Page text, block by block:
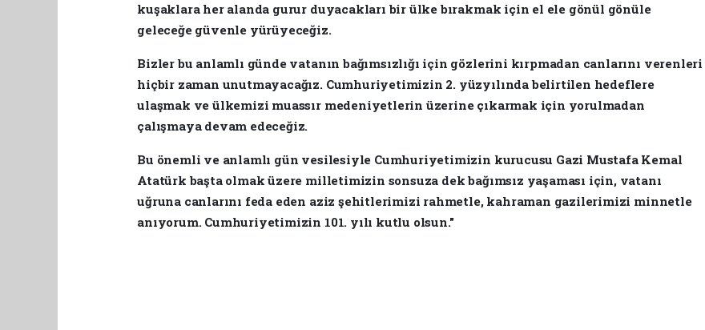
kuşaklara her alanda gurur duyacakları bir ülke bırakmak için el ele gönül gönüle
geleceğe güvenle yürüyeceğiz.
Bizler bu anlamlı günde vatanın bağımsızlığı için gözlerini kırpmadan canlarını verenleri
hiçbir zaman unutmayacağız. Cumhuriyetimizin 2. yüzyılında belirtilen hedeflere
ulaşmak ve ülkemizi muassır medeniyetlerin üzerine çıkarmak için yorulmadan
çalışmaya devam edeceğiz.
Bu önemli ve anlamlı gün vesilesiyle Cumhuriyetimizin kurucusu Gazi Mustafa Kemal
Atatürk başta olmak üzere milletimizin sonsuza dek bağımsız yaşaması için, vatanı
uğruna canlarını feda eden aziz şehitlerimizi rahmetle, kahraman gazilerimizi minnetle
anıyorum. Cumhuriyetimizin 101. yılı kutlu olsun."